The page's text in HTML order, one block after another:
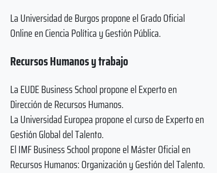
La Universidad de Burgos propone el Grado Oficial
Online en Ciencia Política y Gestión Pública.
Recursos Humanos y trabajo
La EUDE Business School propone el Experto en
Dirección de Recursos Humanos.
La Universidad Europea propone el curso de Experto en
Gestión Global del Talento.
El IMF Business School propone el Máster Oficial en
Recursos Humanos: Organización y Gestión del Talento.